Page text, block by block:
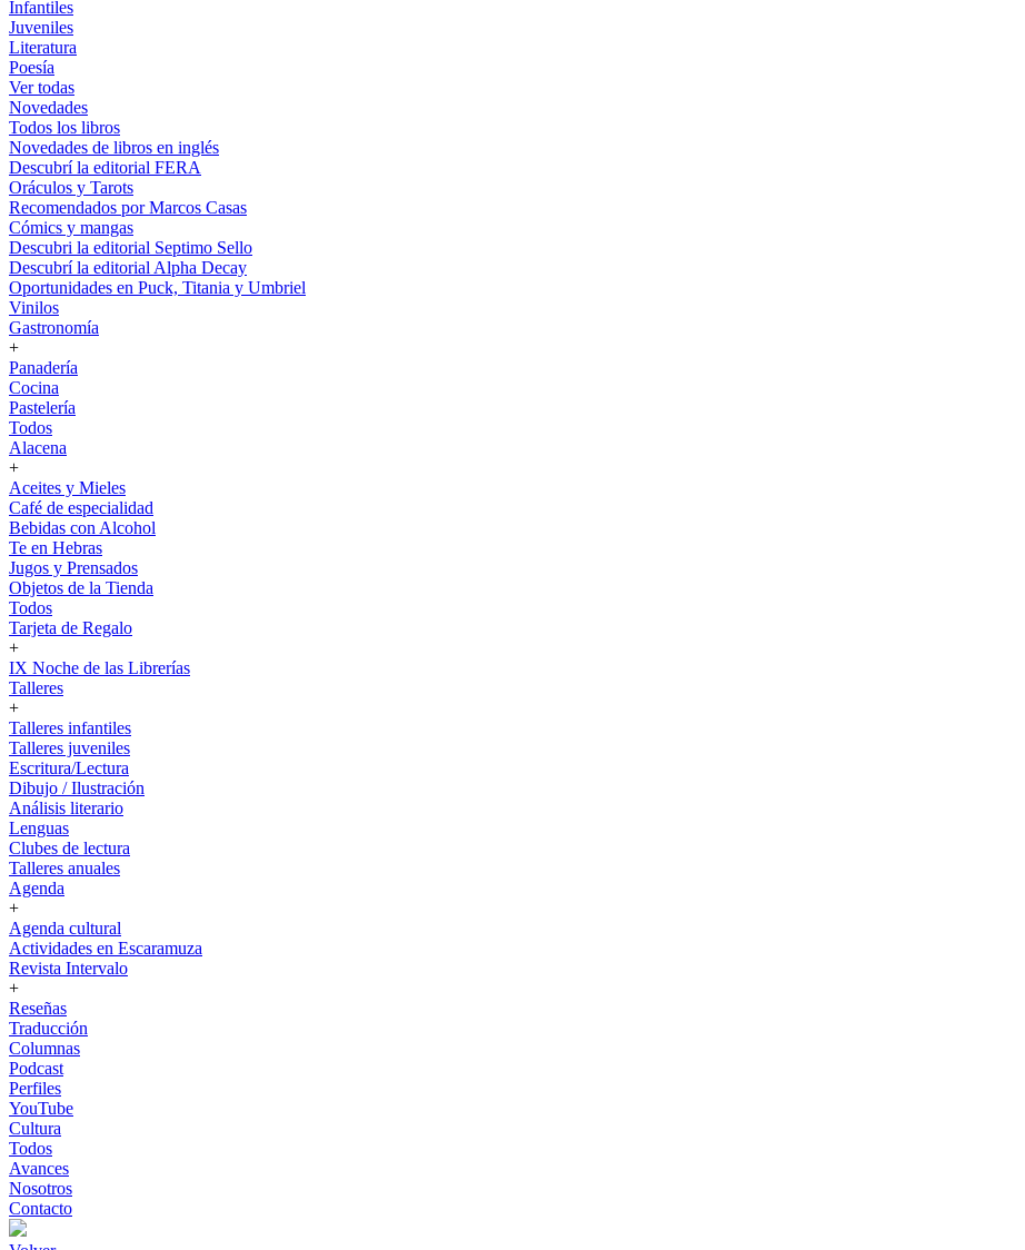
Infantiles
Juveniles
Literatura
Poesía
Ver todas
Novedades
Todos los libros
Novedades de libros en inglés
Descubrí la editorial FERA
Oráculos y Tarots
Recomendados por Marcos Casas
Cómics y mangas
Descubri la editorial Septimo Sello
Descubrí la editorial Alpha Decay
Oportunidades en Puck, Titania y Umbriel
Vinilos
Gastronomía
+
Panadería
Cocina
Pastelería
Todos
Alacena
+
Aceites y Mieles
Café de especialidad
Bebidas con Alcohol
Te en Hebras
Jugos y Prensados
Objetos de la Tienda
Todos
Tarjeta de Regalo
+
IX Noche de las Librerías
Talleres
+
Talleres infantiles
Talleres juveniles
Escritura/Lectura
Dibujo / Ilustración
Análisis literario
Lenguas
Clubes de lectura
Talleres anuales
Agenda
+
Agenda cultural
Actividades en Escaramuza
Revista Intervalo
+
Reseñas
Traducción
Columnas
Podcast
Perfiles
YouTube
Cultura
Todos
Avances
Nosotros
Contacto